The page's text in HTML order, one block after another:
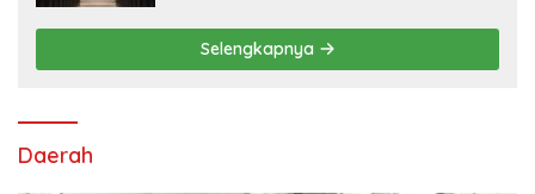
Selengkapnya
Daerah